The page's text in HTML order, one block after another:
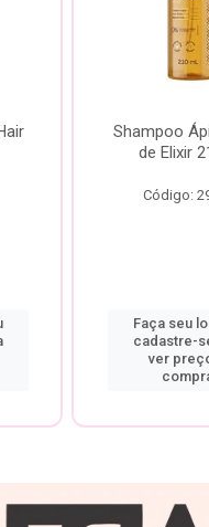
Shampoo
de Elixir
Código:
Faça seu
cadastre-
ver